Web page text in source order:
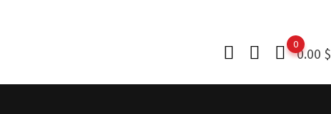
0.00 $
0